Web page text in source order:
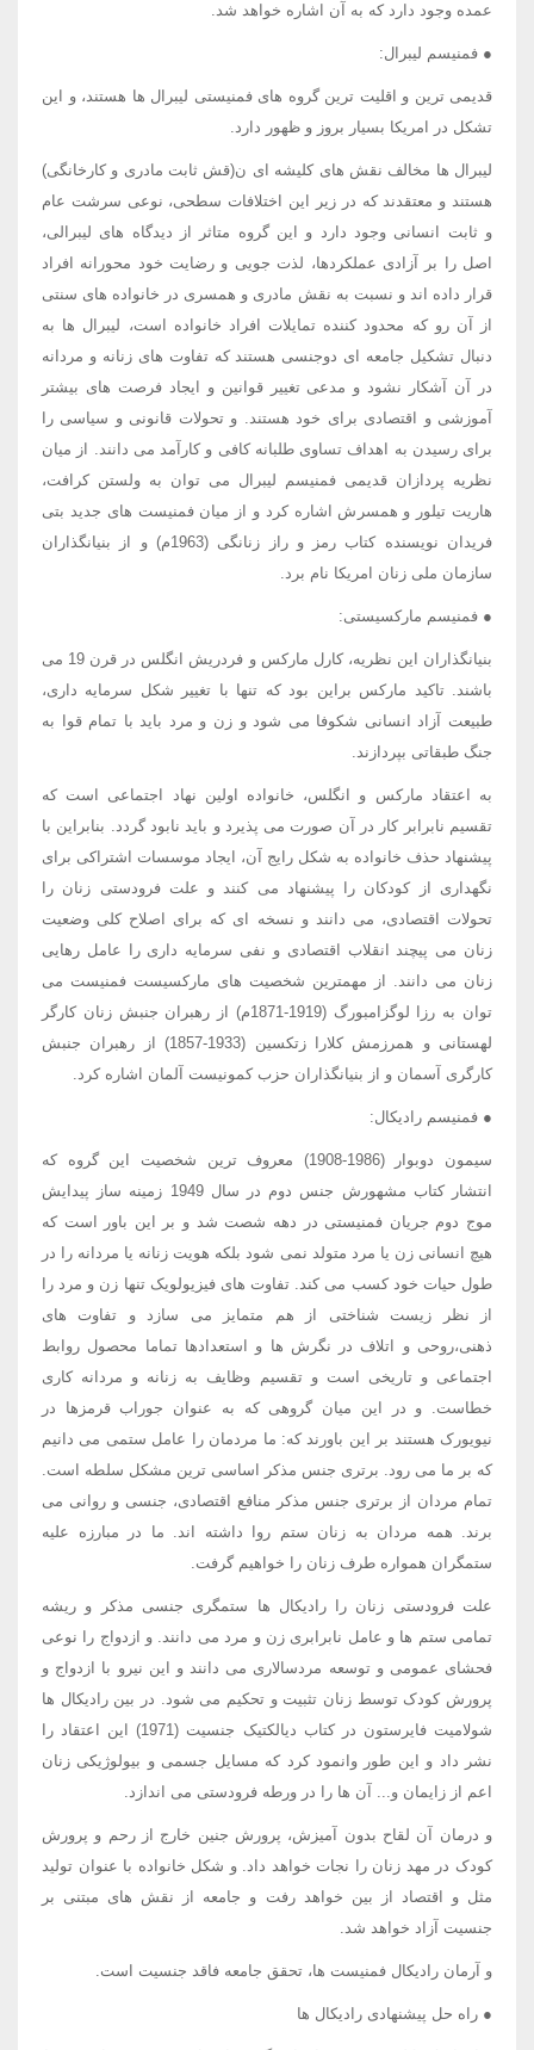
عمده وجود دارد که به آن اشاره خواهد شد.
● فمنیسم لیبرال:
قدیمی ترین و اقلیت ترین گروه های فمنیستی لیبرال ها هستند، و این
تشکل در امریکا بسیار بروز و ظهور دارد.
لیبرال ها مخالف نقش های کلیشه ای ن(قش ثابت مادری و کارخانگی)
هستند و معتقدند که در زیر این اختلافات سطحی، نوعی سرشت عام
و ثابت انسانی وجود دارد و این گروه متاثر از دیدگاه های لیبرالی،
اصل را بر آزادی عملکردها، لذت جویی و رضایت خود محورانه افراد
قرار داده اند و نسبت به نقش مادری و همسری در خانواده های سنتی
از آن رو که محدود کننده تمایلات افراد خانواده است، لیبرال ها به
دنبال تشکیل جامعه ای دوجنسی هستند که تفاوت های زنانه و مردانه
در آن آشکار نشود و مدعی تغییر قوانین و ایجاد فرصت های بیشتر
آموزشی و اقتصادی برای خود هستند. و تحولات قانونی و سیاسی را
برای رسیدن به اهداف تساوی طلبانه کافی و کارآمد می دانند. از میان
نظریه پردازان قدیمی فمنیسم لیبرال می توان به ولستن کرافت،
هاریت تیلور و همسرش اشاره کرد و از میان فمنیست های جدید بتی
فریدان نویسنده کتاب رمز و راز زنانگی (1963م) و از بنیانگذاران
سازمان ملی زنان امریکا نام برد.
● فمنیسم مارکسیستی:
بنیانگذاران این نظریه، کارل مارکس و فردریش انگلس در قرن 19 می
باشند. تاکید مارکس براین بود که تنها با تغییر شکل سرمایه داری،
طبیعت آزاد انسانی شکوفا می شود و زن و مرد باید با تمام قوا به
جنگ طبقاتی بپردازند.
به اعتقاد مارکس و انگلس، خانواده اولین نهاد اجتماعی است که
تقسیم نابرابر کار در آن صورت می پذیرد و باید نابود گردد. بنابراین با
پیشنهاد حذف خانواده به شکل رایج آن، ایجاد موسسات اشتراکی برای
نگهداری از کودکان را پیشنهاد می کنند و علت فرودستی زنان را
تحولات اقتصادی، می دانند و نسخه ای که برای اصلاح کلی وضعیت
زنان می پیچند انقلاب اقتصادی و نفی سرمایه داری را عامل رهایی
زنان می دانند. از مهمترین شخصیت های مارکسیست فمنیست می
توان به رزا لوگزامبورگ (1919-1871م) از رهبران جنبش زنان کارگر
لهستانی و همرزمش کلارا زتکسین (1933-1857) از رهبران جنبش
کارگری آسمان و از بنیانگذاران حزب کمونیست آلمان اشاره کرد.
● فمنیسم رادیکال:
سیمون دوبوار (1986-1908) معروف ترین شخصیت این گروه که
انتشار کتاب مشهورش جنس دوم در سال 1949 زمینه ساز پیدایش
موج دوم جریان فمنیستی در دهه شصت شد و بر این باور است که
هیچ انسانی زن یا مرد متولد نمی شود بلکه هویت زنانه یا مردانه را در
طول حیات خود کسب می کند. تفاوت های فیزیولویک تنها زن و مرد را
از نظر زیست شناختی از هم متمایز می سازد و تفاوت های
ذهنی،روحی و اتلاف در نگرش ها و استعدادها تماما محصول روابط
اجتماعی و تاریخی است و تقسیم وظایف به زنانه و مردانه کاری
خطاست. و در این میان گروهی که به عنوان جوراب قرمزها در
نیویورک هستند بر این باورند که: ما مردمان را عامل ستمی می دانیم
که بر ما می رود. برتری جنس مذکر اساسی ترین مشکل سلطه است.
تمام مردان از برتری جنس مذکر منافع اقتصادی، جنسی و روانی می
برند. همه مردان به زنان ستم روا داشته اند. ما در مبارزه علیه
ستمگران همواره طرف زنان را خواهیم گرفت.
علت فرودستی زنان را رادیکال ها ستمگری جنسی مذکر و ریشه
تمامی ستم ها و عامل نابرابری زن و مرد می دانند. و ازدواج را نوعی
فحشای عمومی و توسعه مردسالاری می دانند و این نیرو با ازدواج و
پرورش کودک توسط زنان تثبیت و تحکیم می شود. در بین رادیکال ها
شولامیت فایرستون در کتاب دیالکتیک جنسیت (1971) این اعتقاد را
نشر داد و این طور وانمود کرد که مسایل جسمی و بیولوژیکی زنان
اعم از زایمان و... آن ها را در ورطه فرودستی می اندازد.
و درمان آن لقاح بدون آمیزش، پرورش جنین خارج از رحم و پرورش
کودک در مهد زنان را نجات خواهد داد. و شکل خانواده با عنوان تولید
مثل و اقتصاد از بین خواهد رفت و جامعه از نقش های مبتنی بر
جنسیت آزاد خواهد شد.
و آرمان رادیکال فمنیست ها، تحقق جامعه فاقد جنسیت است.
● راه حل پیشنهادی رادیکال ها